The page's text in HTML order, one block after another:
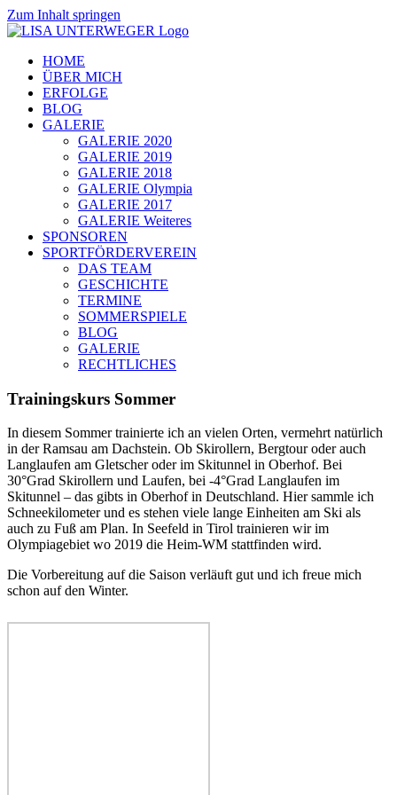
Zum Inhalt springen
HOME
ÜBER MICH
ERFOLGE
BLOG
GALERIE
GALERIE 2020
GALERIE 2019
GALERIE 2018
GALERIE Olympia
GALERIE 2017
GALERIE Weiteres
SPONSOREN
SPORTFÖRDERVEREIN
DAS TEAM
GESCHICHTE
TERMINE
SOMMERSPIELE
BLOG
GALERIE
RECHTLICHES
Trainingskurs Sommer
In diesem Sommer trainierte ich an vielen Orten, vermehrt natürlich
in der Ramsau am Dachstein. Ob Skirollern, Bergtour oder auch
Langlaufen am Gletscher oder im Skitunnel in Oberhof. Bei
30°Grad Skirollern und Laufen, bei -4°Grad Langlaufen im
Skitunnel – das gibts in Oberhof in Deutschland. Hier sammle ich
Schneekilometer und es stehen viele lange Einheiten am Ski als
auch zu Fuß am Plan. In Seefeld in Tirol trainieren wir im
Olympiagebiet wo 2019 die Heim-WM stattfinden wird.
Die Vorbereitung auf die Saison verläuft gut und ich freue mich
schon auf den Winter.